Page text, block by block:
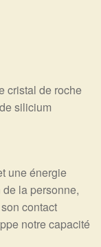
cristal de roche
silicium
une énergie
la personne,
contact
notre capacité